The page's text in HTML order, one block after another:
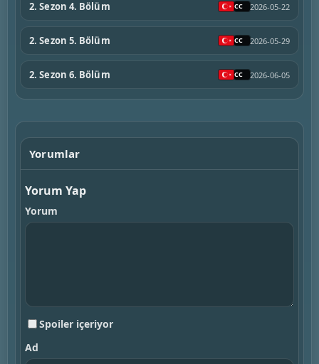
2. Sezon 4. Bölüm 2026-05-22
2. Sezon 5. Bölüm 2026-05-29
2. Sezon 6. Bölüm 2026-06-05
Yorumlar
Yorum Yap
Yorum
Spoiler içeriyor
Ad